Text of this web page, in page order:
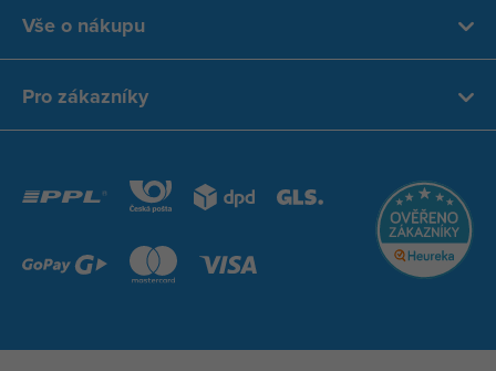
Vše o nákupu
Pro zákazníky